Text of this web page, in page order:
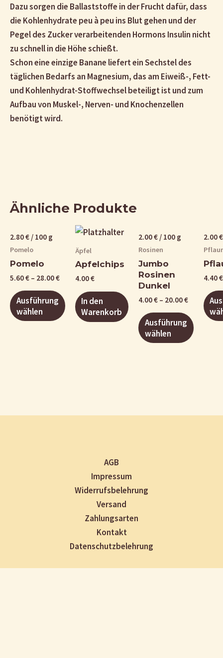
Dazu sorgen die Ballaststoffe in der Frucht dafür, dass
die Kohlenhydrate peu à peu ins Blut gehen und der
Pegel des Zucker verarbeitenden Hormons Insulin nicht
zu schnell in die Höhe schießt.
Schon eine einzige Banane liefert ein Sechstel des
täglichen Bedarfs an Magnesium, das am Eiweiß-, Fett-
und Kohlenhydrat-Stoffwechsel beteiligt ist und zum
Aufbau von Muskel-, Nerven- und Knochenzellen
benötigt wird.
Ähnliche Produkte
2.80€ / 100 g
Pomelo
Pomelo
5.60€ – 28.00€
Ausführung
wählen
Äpfel
Apfelchips
4.00€
In den
Warenkorb
2.00€ / 100 g
Rosinen
Jumbo
Rosinen
Dunkel
4.00€ – 20.00€
Ausführung
wählen
2.00€
4.40€
AGB
Impressum
Widerrufsbelehrung
Versand
Zahlungsarten
Kontakt
Datenschutzbelehrung